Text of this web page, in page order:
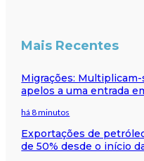
Mais Recentes
Migrações:
apelos a uma entrada
há 8 minutos
Exportações de
de 50% desde o início